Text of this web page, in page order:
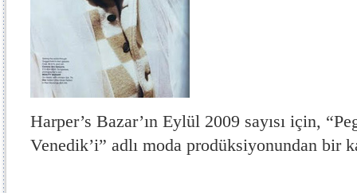
Harper’s Bazar’ın Eylül 2009 sayısı için,
Venedik’i” adlı moda prodüksiyonundan bir